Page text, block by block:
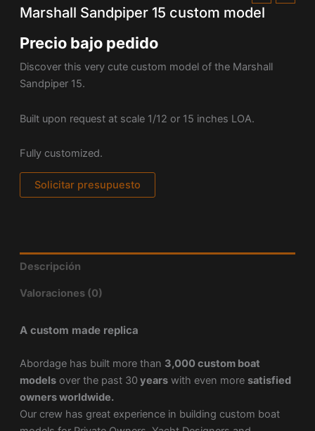
Marshall Sandpiper 15 custom model
Precio bajo pedido
Discover this very cute custom model of the Marshall
Sandpiper 15.
Built upon request at scale 1/12 or 15 inches LOA.
Fully customized.
Solicitar presupuesto
Descripción
Valoraciones (0)
A custom made replica
Abordage has built more than 3,000 custom boat
modelsover the past 30 yearswith even more satisfied
owners worldwide.
Our crew has great experience in building custom boat